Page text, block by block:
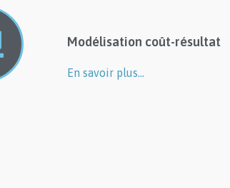
Modélisation coût-résultat
En savoir plus…